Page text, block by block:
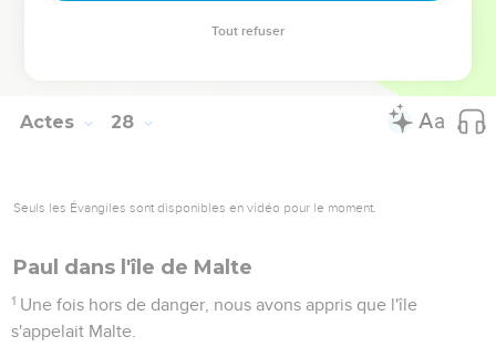
et aux autres de s’agripper à des planches ou à des débris
Actes 28
Seuls les Évangiles sont disponibles en vidéo pour le moment.
Paul dans l'île de Malte
1 Une fois hors de danger, nous avons appris que l'île
s'appelait Malte.
Tout refuser